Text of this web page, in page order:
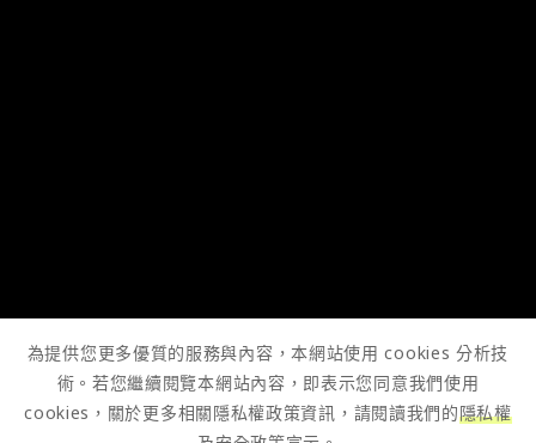
為提供您更多優質的服務與內容，本網站使用 cookies 分析技
術。若您繼續閱覽本網站內容，即表示您同意我們使用
cookies，關於更多相關隱私權政策資訊，請閱讀我們的隱私權